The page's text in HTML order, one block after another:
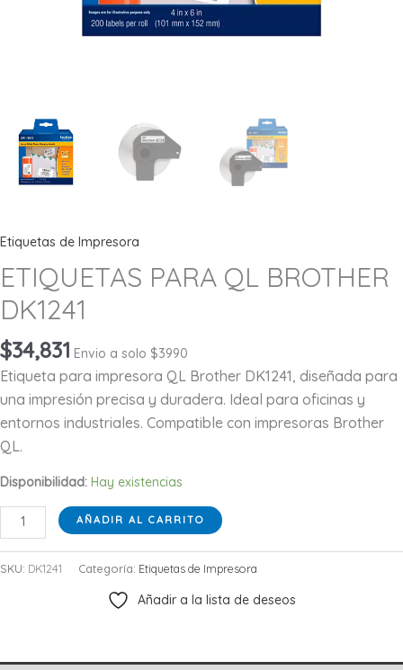
Etiquetas de Impresora
ETIQUETAS PARA QL BROTHER
DK1241
$34,831 Envio a solo $3990
Etiqueta para impresora QL Brother DK1241, diseñada para
una impresión precisa y duradera. Ideal para oficinas y
entornos industriales. Compatible con impresoras Brother
QL.
Disponibilidad: Hay existencias
ETIQUETAS
PARA
QL
AÑADIR AL CARRITO
SKU: DK1241 Categoría: Etiquetas de Impresora
Añadir a la lista de deseos